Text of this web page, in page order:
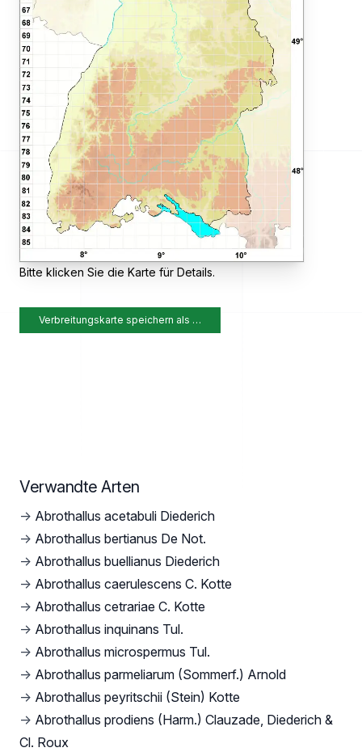
Bitte klicken Sie die Karte für Details.
Verbreitungskarte speichern als …
Verwandte Arten
→ Abrothallus acetabuli Diederich
→ Abrothallus bertianus De Not.
→ Abrothallus buellianus Diederich
→ Abrothallus caerulescens C. Kotte
→ Abrothallus cetrariae C. Kotte
→ Abrothallus inquinans Tul.
→ Abrothallus microspermus Tul.
→ Abrothallus parmeliarum (Sommerf.) Arnold
→ Abrothallus peyritschii (Stein) Kotte
→ Abrothallus prodiens (Harm.) Clauzade, Diederich &
Cl. Roux